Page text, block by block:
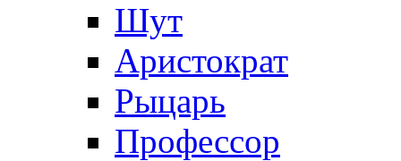
Шут
Аристократ
Рыцарь
Профессор